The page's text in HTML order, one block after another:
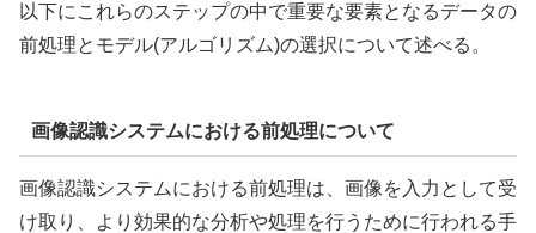
以下にこれらのステップの中で重要な要素となるデータの
前処理とモデル(アルゴリズム)の選択について述べる。
画像認識システムにおける前処理について
画像認識システムにおける前処理は、画像を入力として受
け取り、より効果的な分析や処理を行うために行われる手